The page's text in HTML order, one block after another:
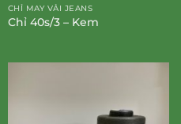
CHỈ MAY VẢI JEANS
Chỉ 40s/3 – Kem